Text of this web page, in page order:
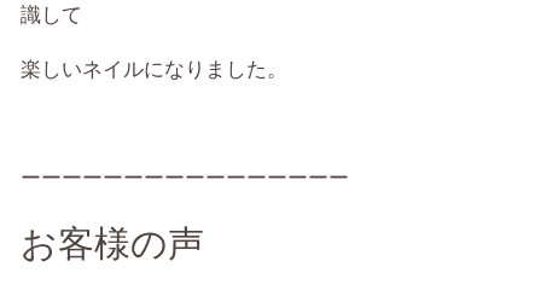
識して
楽しいネイルになりました。
ーーーーーーーーーーーーーーーー
お客様の声